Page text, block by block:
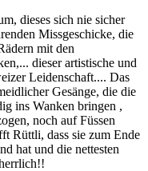
dieses sich nie sicher
Missgeschicke, die
mit den
dieser artistische und
Leidenschaft.... Das
Gesänge, die die
ins Wanken bringen ,
noch auf Füssen
Rüttli, dass sie zum Ende
hat und die nettesten